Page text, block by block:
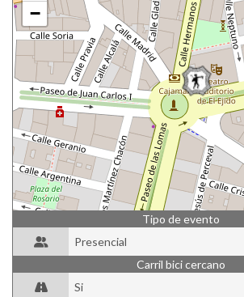
−
Tipo de evento
Presencial
Carril bici cercano
Si